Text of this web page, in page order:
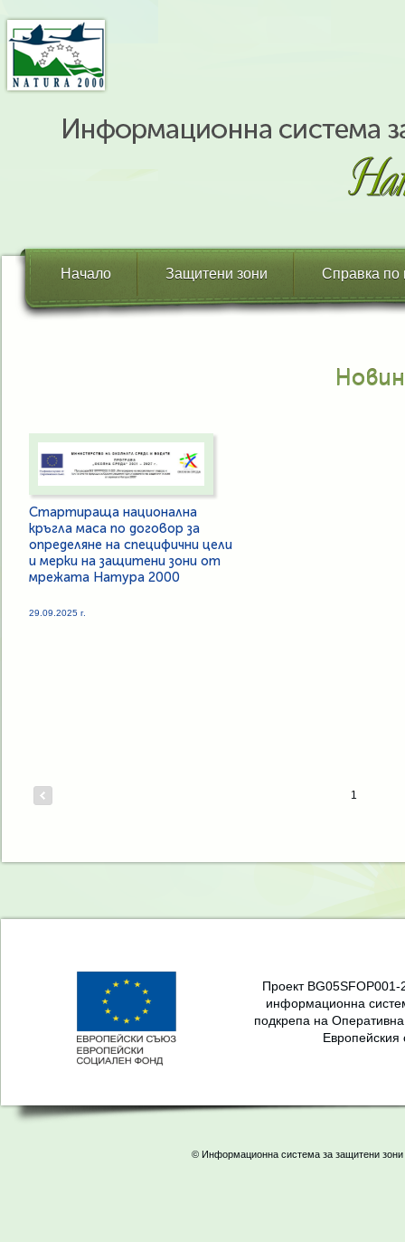
Начало Защитени зони Справка по
Стартираща национална
кръгла маса по договор за
определяне на специфични цели
и мерки на защитени зони от
мрежата Натура 2000
29.09.2025 г.
1
Проект
информационна
подкрепа на
© Информационна система за защитени